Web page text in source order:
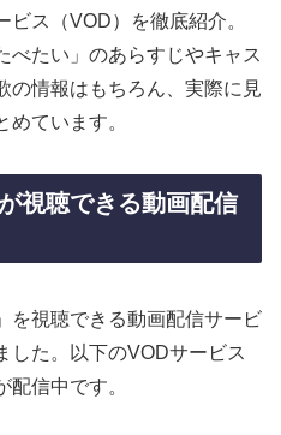
ス（VOD）を徹底紹介。
べたい」のあらすじやキャス
の情報はもちろん、実際に見
ています。
視聴できる動画配信
を視聴できる動画配信サービ
した。以下のVODサービス
信中です。